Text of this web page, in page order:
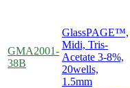
GMA2001-
38B
GlassPAGE™,
Midi, Tris-
Acetate 3-8%,
20wells,
1.5mm